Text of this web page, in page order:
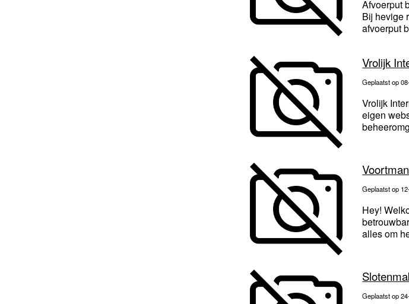
Afvoerput
Bij hevige
afvoerput
Vrolijk
Geplaatst op
Vrolijk
eigen
Geplaatst op
Hey!
alles om
Geplaatst op